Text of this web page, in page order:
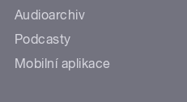
Audioarchiv
Podcasty
Mobilní aplikace